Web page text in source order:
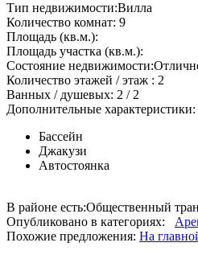
Тип недвижимости:Вилла
Количество комнат: 9
Площадь (кв.м.):
Площадь участка (кв.м.):
Состояние недвижимости:
Количество этажей / этаж : 2
Ванных / душевых: 2 / 2
Дополнительные характеристики:
Бассейн
Джакузи
Автостоянка
В районе есть:Общественный
Опубликовано в категориях:
Похожие предложения: На